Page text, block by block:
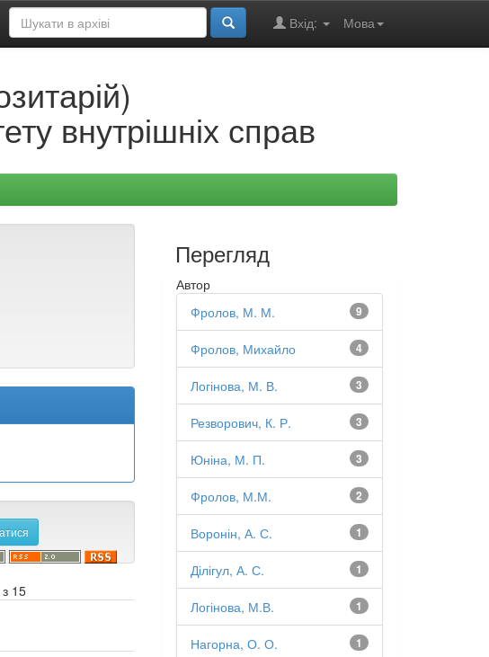
Мова
Вхід:
внутрішніх справ
15
Перегляд
Автор
9
Фролов, М. М.
4
Фролов, Михайло
3
Логінова, М. В.
3
Резворович, К. Р.
3
Юніна, М. П.
2
Фролов, М.М.
1
Воронін, А. С.
1
Ділігул, А. С.
1
Логінова, М.В.
1
Нагорна, О. О.